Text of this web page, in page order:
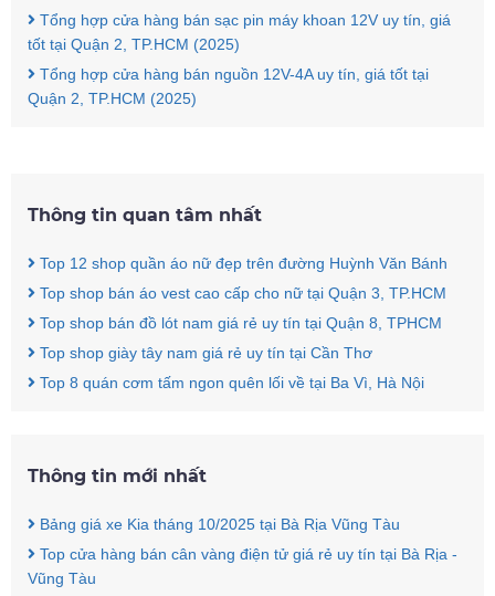
Tổng hợp cửa hàng bán sạc pin máy khoan 12V uy tín, giá
tốt tại Quận 2, TP.HCM (2025)
Tổng hợp cửa hàng bán nguồn 12V-4A uy tín, giá tốt tại
Quận 2, TP.HCM (2025)
Thông tin quan tâm nhất
Top 12 shop quần áo nữ đẹp trên đường Huỳnh Văn Bánh
Top shop bán áo vest cao cấp cho nữ tại Quận 3, TP.HCM
Top shop bán đồ lót nam giá rẻ uy tín tại Quận 8, TPHCM
Top shop giày tây nam giá rẻ uy tín tại Cần Thơ
Top 8 quán cơm tấm ngon quên lối về tại Ba Vì, Hà Nội
Thông tin mới nhất
Bảng giá xe Kia tháng 10/2025 tại Bà Rịa Vũng Tàu
Top cửa hàng bán cân vàng điện tử giá rẻ uy tín tại Bà Rịa -
Vũng Tàu